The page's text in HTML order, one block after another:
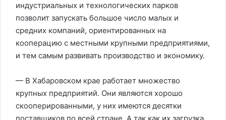
индустриальных и технологических парков
позволит запускать большое число малых и
средних компаний, ориентированных на
кооперацию с местными крупными предприятиями,
и тем самым развивать производство и экономику.
— В Хабаровском крае работает множество
крупных предприятий. Они являются хорошо
скооперированными, у них имеются десятки
поставщиков по всей стране. А так как их загрузка